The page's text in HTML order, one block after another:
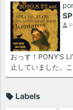
おっす！PONY'S
止していました。
Labels